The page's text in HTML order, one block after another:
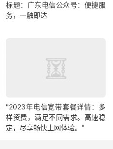
标题：广东电信公众号：便捷服
务，一触即达
"2023年电信宽带套餐详情：多
样资费，满足不同需求。高速稳
定，尽享畅快上网体验。"